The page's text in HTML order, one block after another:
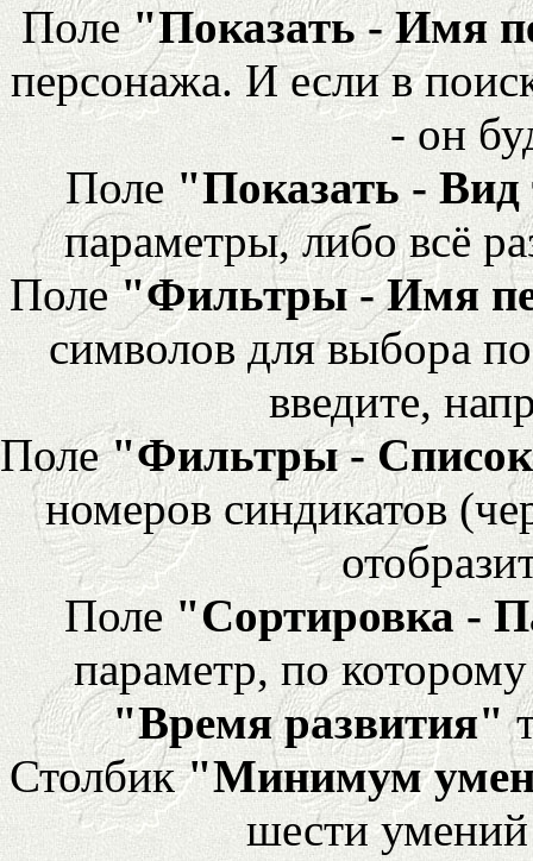
Поле"Показать - Имя
персонажа. И если в
- он
Поле "Показать -
параметры, либо всё
Поле"Фильтры - Имя
символов для выбора
введите,
Поле"Фильтры - Список
номеров синдикатов
Поле "Сортировка -
параметр, по
"Время развития"
Столбик"Минимум
шести